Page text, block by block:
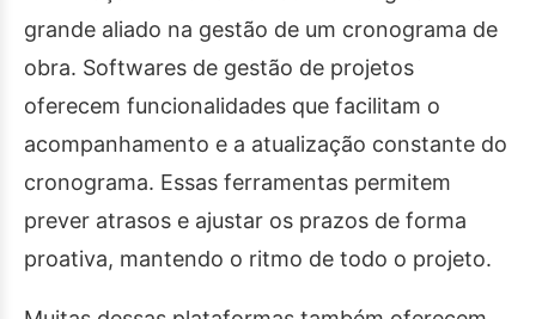
grande aliado na gestão de um cronograma de
obra. Softwares de gestão de projetos
oferecem funcionalidades que facilitam o
acompanhamento e a atualização constante do
cronograma. Essas ferramentas permitem
prever atrasos e ajustar os prazos de forma
proativa, mantendo o ritmo de todo o projeto.